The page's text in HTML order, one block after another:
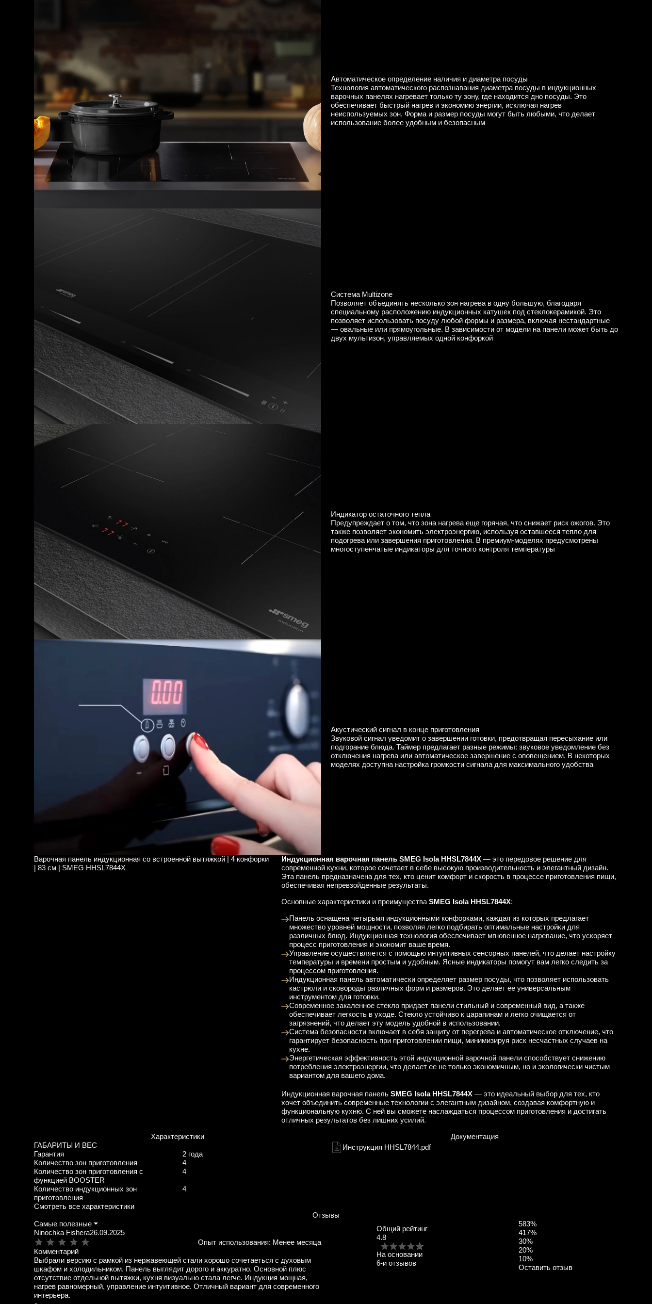
Автоматическое определение наличия и диаметра посуды
Технология автоматического распознавания диаметра посуды в индукционных
варочных панелях нагревает только ту зону, где находится дно посуды. Это
обеспечивает быстрый нагрев и экономию энергии, исключая нагрев
неиспользуемых зон. Форма и размер посуды могут быть любыми, что делает
использование более удобным и безопасным
Система Multizone
Позволяет объединять несколько зон нагрева в одну большую, благодаря
специальному расположению индукционных катушек под стеклокерамикой. Это
позволяет использовать посуду любой формы и размера, включая нестандартные
— овальные или прямоугольные. В зависимости от модели на панели может быть до
двух мультизон, управляемых одной конфоркой
Индикатор остаточного тепла
Предупреждает о том, что зона нагрева еще горячая, что снижает риск ожогов. Это
также позволяет экономить электроэнергию, используя оставшееся тепло для
подогрева или завершения приготовления. В премиум-моделях предусмотрены
многоступенчатые индикаторы для точного контроля температуры
Акустический сигнал в конце приготовления
Звуковой сигнал уведомит о завершении готовки, предотвращая пересыхание или
подгорание блюда. Таймер предлагает разные режимы: звуковое уведомление без
отключения нагрева или автоматическое завершение с оповещением. В некоторых
моделях доступна настройка громкости сигнала для максимального удобства
Варочная панель индукционная со встроенной вытяжкой | 4 конфорки
| 83 см | SMEG HHSL7844X
Индукционная варочная панель SMEG Isola HHSL7844X — это передовое решение для
современной кухни, которое сочетает в себе высокую производительность и элегантный дизайн.
Эта панель предназначена для тех, кто ценит комфорт и скорость в процессе приготовления пищи,
обеспечивая непревзойденные результаты.
Основные характеристики и преимущества SMEG Isola HHSL7844X:
Панель оснащена четырьмя индукционными конфорками, каждая из которых предлагает
множество уровней мощности, позволяя легко подбирать оптимальные настройки для
различных блюд. Индукционная технология обеспечивает мгновенное нагревание, что ускоряет
процесс приготовления и экономит ваше время.
Управление осуществляется с помощью интуитивных сенсорных панелей, что делает настройку
температуры и времени простым и удобным. Ясные индикаторы помогут вам легко следить за
процессом приготовления.
Индукционная панель автоматически определяет размер посуды, что позволяет использовать
кастрюли и сковороды различных форм и размеров. Это делает ее универсальным
инструментом для готовки.
Современное закаленное стекло придает панели стильный и современный вид, а также
обеспечивает легкость в уходе. Стекло устойчиво к царапинам и легко очищается от
загрязнений, что делает эту модель удобной в использовании.
Система безопасности включает в себя защиту от перегрева и автоматическое отключение, что
гарантирует безопасность при приготовлении пищи, минимизируя риск несчастных случаев на
кухне.
Энергетическая эффективность этой индукционной варочной панели способствует снижению
потребления электроэнергии, что делает ее не только экономичным, но и экологически чистым
вариантом для вашего дома.
Индукционная варочная панель SMEG Isola HHSL7844X — это идеальный выбор для тех, кто
хочет объединить современные технологии с элегантным дизайном, создавая комфортную и
функциональную кухню. С ней вы сможете наслаждаться процессом приготовления и достигать
отличных результатов без лишних усилий.
Характеристики
ГАБАРИТЫ И ВЕС
Гарантия
2 года
Количество зон приготовления
4
Количество зон приготовления с
функцией BOOSTER
4
Количество индукционных зон
приготовления
4
Смотреть все характеристики
Документация
Инструкция HHSL7844.pdf
Отзывы
Самые полезные
Ninochka Fishera26.09.2025
Опыт использования: Менее месяца
Комментарий
Выбрали версию с рамкой из нержавеющей стали хорошо сочетаеться с духовым
шкафом и холодильником. Панель выглядит дорого и аккуратно. Основной плюс
отсутствие отдельной вытяжки, кухня визуально стала легче. Индукция мощная,
нагрев равномерный, управление интуитивное. Отличный вариант для современного
интерьера.
Общий рейтинг
4.8
На основании
6-и отзывов
583%
417%
30%
20%
10%
Оставить отзыв